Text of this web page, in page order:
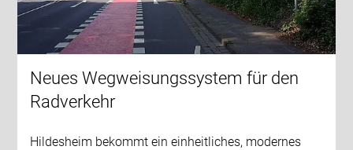
Neues Wegweisungssystem für den
Radverkehr
Hildesheim bekommt ein einheitliches, modernes